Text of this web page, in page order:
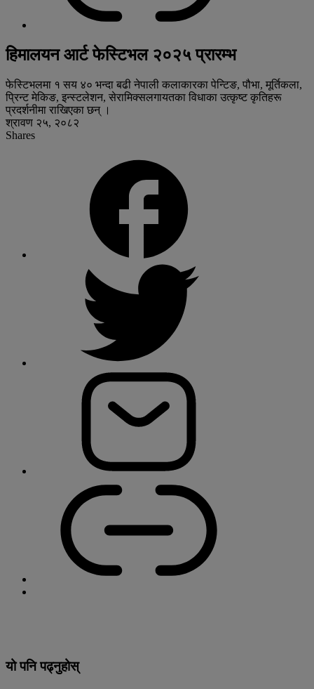
हिमालयन आर्ट फेस्टिभल २०२५ प्रारम्भ
फेस्टिभलमा १ सय ४० भन्दा बढी नेपाली कलाकारका पेन्टिङ, पौभा, मूर्तिकला,
प्रिन्ट मेकिङ, इन्स्टलेशन, सेरामिक्सलगायतका विधाका उत्कृष्ट कृतिहरू
प्रदर्शनीमा राखिएका छन् ।
श्रावण २५, २०८२
Shares
यो पनि पढ्नुहोस्